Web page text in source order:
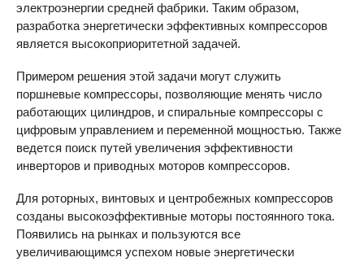
электроэнергии средней фабрики. Таким образом,
разработка энергетически эффективных компрессоров
является высокоприоритетной задачей.
Примером решения этой задачи могут служить
поршневые компрессоры, позволяющие менять число
работающих цилиндров, и спиральные компрессоры с
цифровым управлением и переменной мощностью. Также
ведется поиск путей увеличения эффективности
инверторов и приводных моторов компрессоров.
Для роторных, винтовых и центробежных компрессоров
созданы высокоэффективные моторы постоянного тока.
Появились на рынках и пользуются все
увеличивающимся успехом новые энергетически